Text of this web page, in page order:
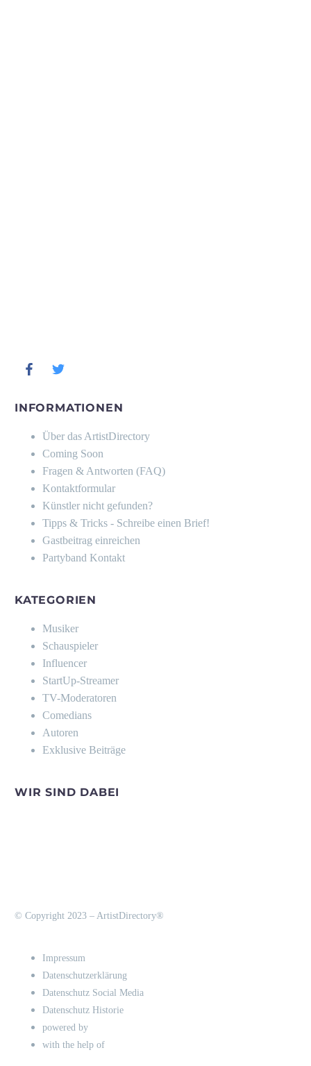
INFORMATIONEN
Über das ArtistDirectory
Coming Soon
Fragen & Antworten (FAQ)
Kontaktformular
Künstler nicht gefunden?
Tipps & Tricks - Schreibe einen Brief!
Gastbeitrag einreichen
Partyband Kontakt
KATEGORIEN
Musiker
Schauspieler
Influencer
StartUp-Streamer
TV-Moderatoren
Comedians
Autoren
Exklusive Beiträge
WIR SIND DABEI
© Copyright 2023 – ArtistDirectory®
Impressum
Datenschutzerklärung
Datenschutz Social Media
Datenschutz Historie
powered by
with the help of